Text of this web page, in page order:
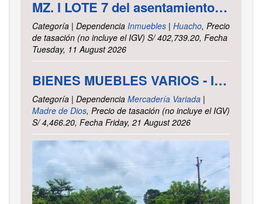
MZ. I LOTE 7 del asentamiento Humano las Delicias – Paramonga – Barranca – Lima
Categoría | Dependencia Inmuebles | Huacho, Precio
de tasación (no incluye el IGV) S/ 402,739.20, Fecha
Tuesday, 11 August 2026
BIENES MUEBLES VARIOS - INTENDENCIA DE TRIBUTOS INTERNOS MADRE DE DIOS
Categoría | Dependencia Mercadería Variada |
Madre de Dios, Precio de tasación (no incluye el IGV)
S/ 4,466.20, Fecha Friday, 21 August 2026